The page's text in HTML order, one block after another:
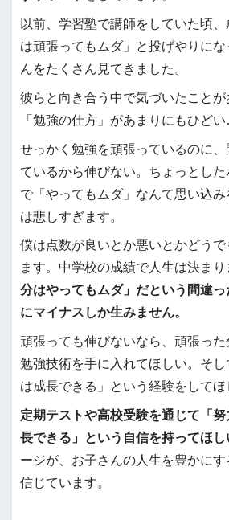
以前、学習塾で講師をしていた頃
は頑張ってもムダ」と投げやりにな
んをたくさん見てきました。
彼らと向き合う中で気づいたこと
「勉強の仕方」があまりにもひど
せっかく勉強を頑張っているのに
ているから伸びない。ちょっとし
で「やってもムダ」なんて思い込
は悲しすぎます。
僕は点数が良いとか悪いとかどう
ます。中学校の成績で人生は決ま
分はやってもムダ」だという間違
にマイナスしか生みません。
頑張っても伸びないなら、頑張っ
勉強技術を手に入れてほしい。そ
は成長できる」という経験をしてほ
定期テストや高校受験を通じて「
長できる」という自信を持ってほし
ージが、お子さんの人生を豊かにす
信じています。